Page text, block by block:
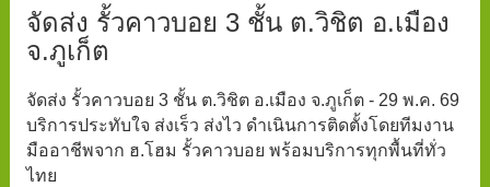
จัดส่ง รั้วคาวบอย 3 ชั้น ต.วิชิต อ.เมือง
จ.ภูเก็ต
จัดส่ง รั้วคาวบอย 3 ชั้น ต.วิชิต อ.เมือง จ.ภูเก็ต - 29 พ.ค. 69
บริการประทับใจ ส่งเร็ว ส่งไว ดำเนินการติดตั้งโดยทีมงาน
มืออาชีพจาก ฮ.โฮม รั้วคาวบอย พร้อมบริการทุกพื้นที่ทั่ว
ไทย